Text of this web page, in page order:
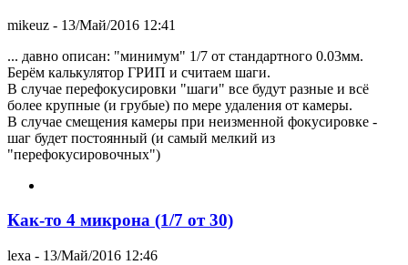
mikeuz - 13/Май/2016 12:41
... давно описан: "минимум" 1/7 от стандартного 0.03мм.
Берём калькулятор ГРИП и считаем шаги.
В случае перефокусировки "шаги" все будут разные и всё
более крупные (и грубые) по мере удаления от камеры.
В случае смещения камеры при неизменной фокусировке -
шаг будет постоянный (и самый мелкий из
"перефокусировочных")
Как-то 4 микрона (1/7 от 30)
lexa - 13/Май/2016 12:46